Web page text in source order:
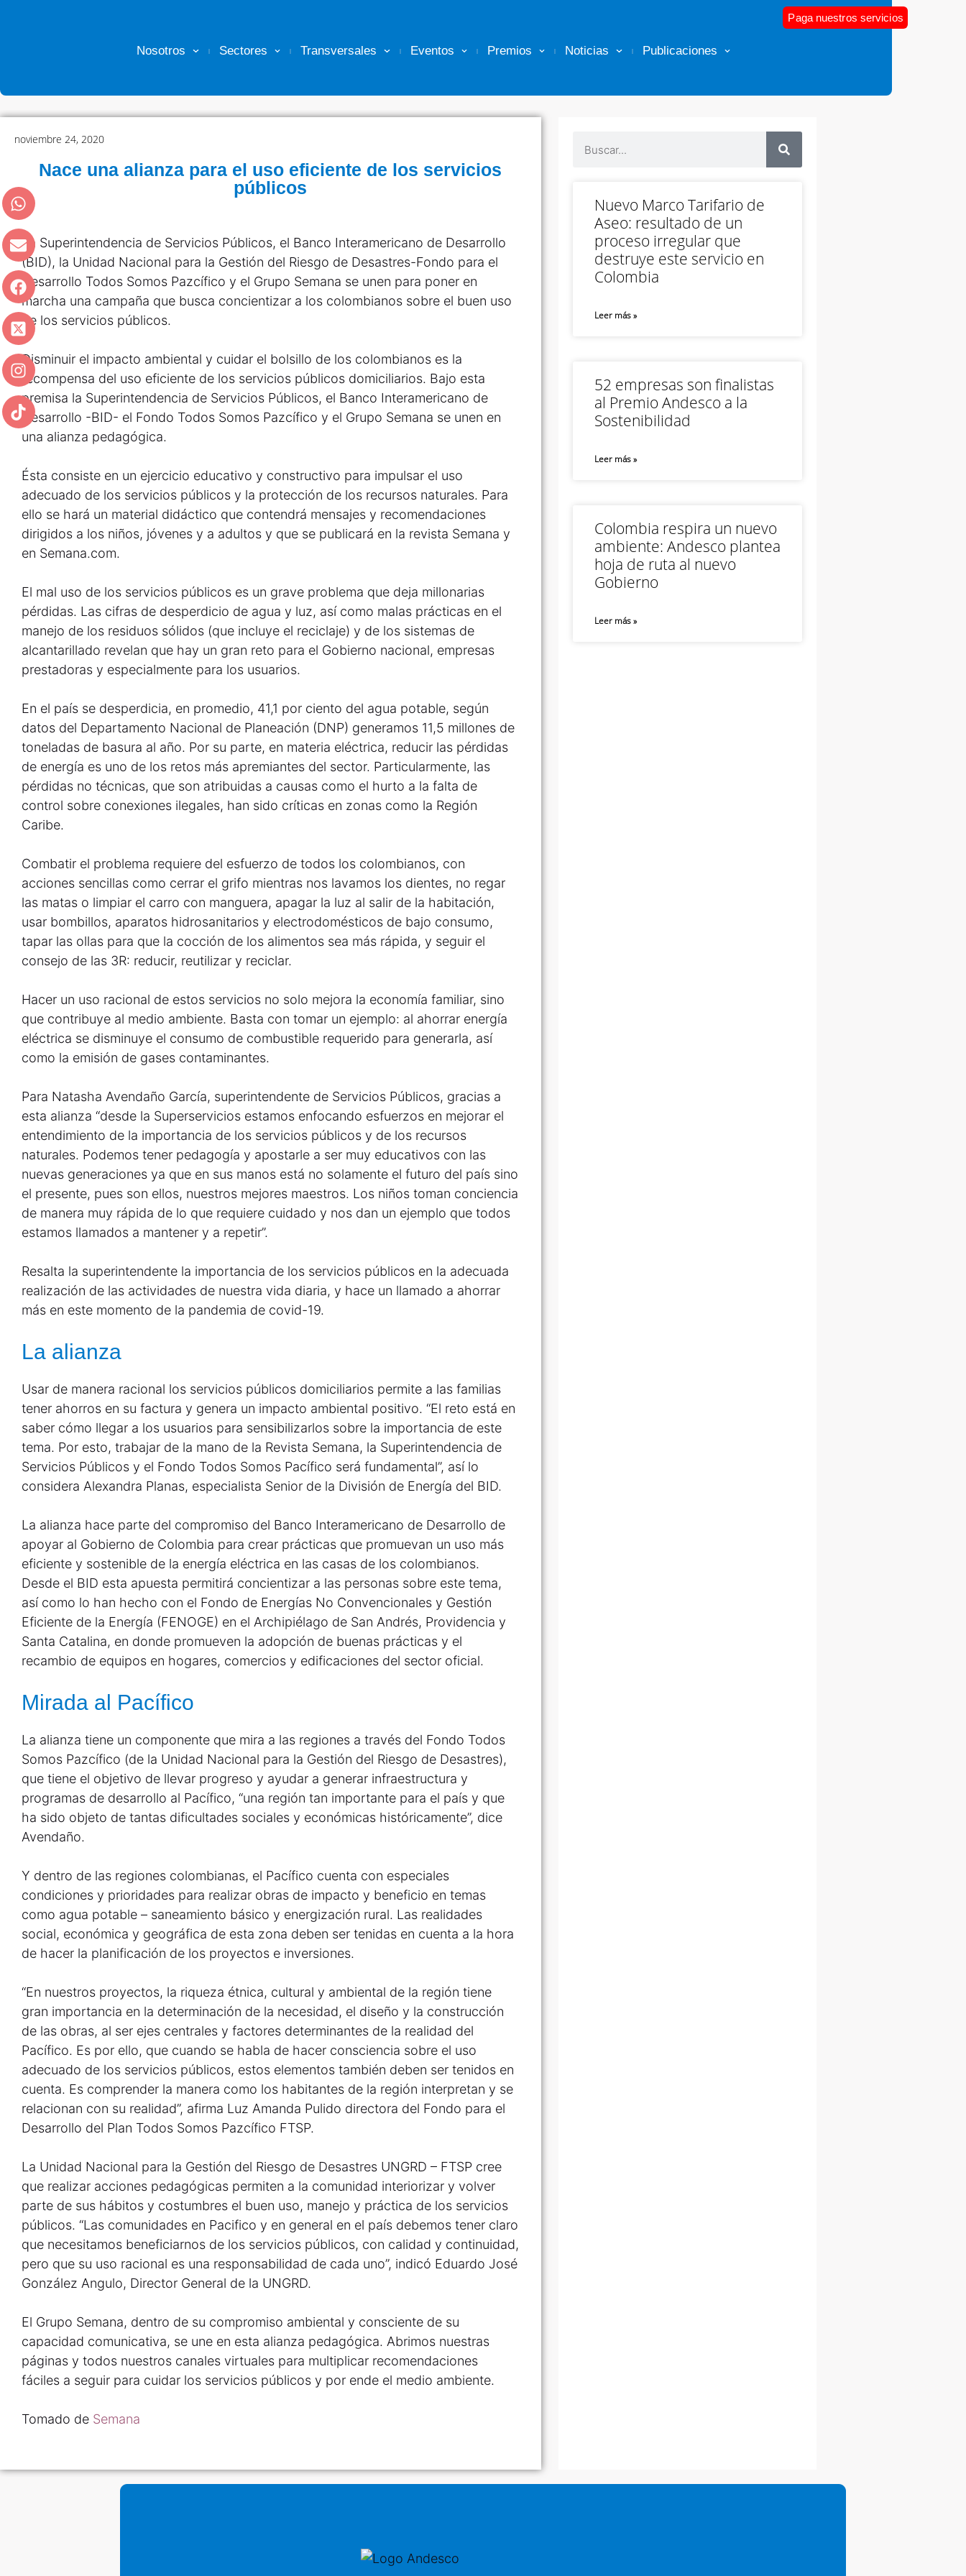
Nosotros Sectores Transversales Eventos Premios Noticias Publicaciones
Paga nuestros servicios
noviembre 24, 2020
Nace una alianza para el uso eficiente de los servicios
públicos
La Superintendencia de Servicios Públicos, el Banco Interamericano de Desarrollo
(BID), la Unidad Nacional para la Gestión del Riesgo de Desastres-Fondo para el
Desarrollo Todos Somos Pazcífico y el Grupo Semana se unen para poner en
marcha una campaña que busca concientizar a los colombianos sobre el buen uso
de los servicios públicos.
Disminuir el impacto ambiental y cuidar el bolsillo de los colombianos es la
recompensa del uso eficiente de los servicios públicos domiciliarios. Bajo esta
premisa la Superintendencia de Servicios Públicos, el Banco Interamericano de
Desarrollo -BID- el Fondo Todos Somos Pazcífico y el Grupo Semana se unen en
una alianza pedagógica.
Ésta consiste en un ejercicio educativo y constructivo para impulsar el uso
adecuado de los servicios públicos y la protección de los recursos naturales. Para
ello se hará un material didáctico que contendrá mensajes y recomendaciones
dirigidos a los niños, jóvenes y a adultos y que se publicará en la revista Semana y
en Semana.com.
El mal uso de los servicios públicos es un grave problema que deja millonarias
pérdidas. Las cifras de desperdicio de agua y luz, así como malas prácticas en el
manejo de los residuos sólidos (que incluye el reciclaje) y de los sistemas de
alcantarillado revelan que hay un gran reto para el Gobierno nacional, empresas
prestadoras y especialmente para los usuarios.
En el país se desperdicia, en promedio, 41,1 por ciento del agua potable, según
datos del Departamento Nacional de Planeación (DNP) generamos 11,5 millones de
toneladas de basura al año. Por su parte, en materia eléctrica, reducir las pérdidas
de energía es uno de los retos más apremiantes del sector. Particularmente, las
pérdidas no técnicas, que son atribuidas a causas como el hurto a la falta de
control sobre conexiones ilegales, han sido críticas en zonas como la Región
Caribe.
Combatir el problema requiere del esfuerzo de todos los colombianos, con
acciones sencillas como cerrar el grifo mientras nos lavamos los dientes, no regar
las matas o limpiar el carro con manguera, apagar la luz al salir de la habitación,
usar bombillos, aparatos hidrosanitarios y electrodomésticos de bajo consumo,
tapar las ollas para que la cocción de los alimentos sea más rápida, y seguir el
consejo de las 3R: reducir, reutilizar y reciclar.
Hacer un uso racional de estos servicios no solo mejora la economía familiar, sino
que contribuye al medio ambiente. Basta con tomar un ejemplo: al ahorrar energía
eléctrica se disminuye el consumo de combustible requerido para generarla, así
como la emisión de gases contaminantes.
Para Natasha Avendaño García, superintendente de Servicios Públicos, gracias a
esta alianza “desde la Superservicios estamos enfocando esfuerzos en mejorar el
entendimiento de la importancia de los servicios públicos y de los recursos
naturales. Podemos tener pedagogía y apostarle a ser muy educativos con las
nuevas generaciones ya que en sus manos está no solamente el futuro del país sino
el presente, pues son ellos, nuestros mejores maestros. Los niños toman conciencia
de manera muy rápida de lo que requiere cuidado y nos dan un ejemplo que todos
estamos llamados a mantener y a repetir”.
Resalta la superintendente la importancia de los servicios públicos en la adecuada
realización de las actividades de nuestra vida diaria, y hace un llamado a ahorrar
más en este momento de la pandemia de covid-19.
La alianza
Usar de manera racional los servicios públicos domiciliarios permite a las familias
tener ahorros en su factura y genera un impacto ambiental positivo. “El reto está en
saber cómo llegar a los usuarios para sensibilizarlos sobre la importancia de este
tema. Por esto, trabajar de la mano de la Revista Semana, la Superintendencia de
Servicios Públicos y el Fondo Todos Somos Pacífico será fundamental”, así lo
considera Alexandra Planas, especialista Senior de la División de Energía del BID.
La alianza hace parte del compromiso del Banco Interamericano de Desarrollo de
apoyar al Gobierno de Colombia para crear prácticas que promuevan un uso más
eficiente y sostenible de la energía eléctrica en las casas de los colombianos.
Desde el BID esta apuesta permitirá concientizar a las personas sobre este tema,
así como lo han hecho con el Fondo de Energías No Convencionales y Gestión
Eficiente de la Energía (FENOGE) en el Archipiélago de San Andrés, Providencia y
Santa Catalina, en donde promueven la adopción de buenas prácticas y el
recambio de equipos en hogares, comercios y edificaciones del sector oficial.
Mirada al Pacífico
La alianza tiene un componente que mira a las regiones a través del Fondo Todos
Somos Pazcífico (de la Unidad Nacional para la Gestión del Riesgo de Desastres),
que tiene el objetivo de llevar progreso y ayudar a generar infraestructura y
programas de desarrollo al Pacífico, “una región tan importante para el país y que
ha sido objeto de tantas dificultades sociales y económicas históricamente”, dice
Avendaño.
Y dentro de las regiones colombianas, el Pacífico cuenta con especiales
condiciones y prioridades para realizar obras de impacto y beneficio en temas
como agua potable – saneamiento básico y energización rural. Las realidades
social, económica y geográfica de esta zona deben ser tenidas en cuenta a la hora
de hacer la planificación de los proyectos e inversiones.
“En nuestros proyectos, la riqueza étnica, cultural y ambiental de la región tiene
gran importancia en la determinación de la necesidad, el diseño y la construcción
de las obras, al ser ejes centrales y factores determinantes de la realidad del
Pacífico. Es por ello, que cuando se habla de hacer consciencia sobre el uso
adecuado de los servicios públicos, estos elementos también deben ser tenidos en
cuenta. Es comprender la manera como los habitantes de la región interpretan y se
relacionan con su realidad”, afirma Luz Amanda Pulido directora del Fondo para el
Desarrollo del Plan Todos Somos Pazcífico FTSP.
La Unidad Nacional para la Gestión del Riesgo de Desastres UNGRD – FTSP cree
que realizar acciones pedagógicas permiten a la comunidad interiorizar y volver
parte de sus hábitos y costumbres el buen uso, manejo y práctica de los servicios
públicos. “Las comunidades en Pacifico y en general en el país debemos tener claro
que necesitamos beneficiarnos de los servicios públicos, con calidad y continuidad,
pero que su uso racional es una responsabilidad de cada uno”, indicó Eduardo José
González Angulo, Director General de la UNGRD.
El Grupo Semana, dentro de su compromiso ambiental y consciente de su
capacidad comunicativa, se une en esta alianza pedagógica. Abrimos nuestras
páginas y todos nuestros canales virtuales para multiplicar recomendaciones
fáciles a seguir para cuidar los servicios públicos y por ende el medio ambiente.
Tomado de Semana
Nuevo Marco Tarifario de
Aseo: resultado de un
proceso irregular que
destruye este servicio en
Colombia
Leer más »
52 empresas son finalistas
al Premio Andesco a la
Sostenibilidad
Leer más »
Colombia respira un nuevo
ambiente: Andesco plantea
hoja de ruta al nuevo
Gobierno
Leer más »